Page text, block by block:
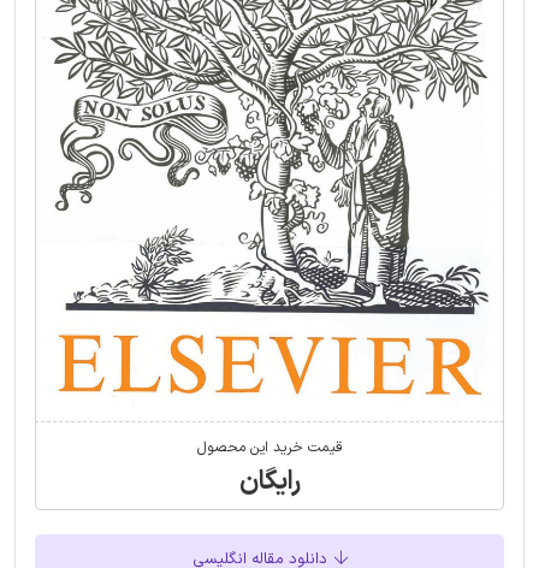
قیمت خرید این محصول
رایگان
دانلود مقاله انگلیسی